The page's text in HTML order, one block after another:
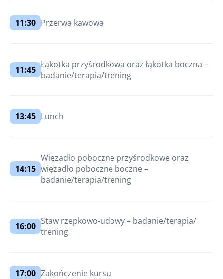
11:30 Przerwa kawowa
11:45 Łąkotka przyśrodkowa oraz łąkotka boczna –
badanie/terapia/trening
13:45 Lunch
14:15
Więzadło poboczne przyśrodkowe oraz
więzadło poboczne boczne –
badanie/terapia/trening
16:00 Staw rzepkowo-udowy – badanie/terapia/
trening
17:00 Zakończenie kursu